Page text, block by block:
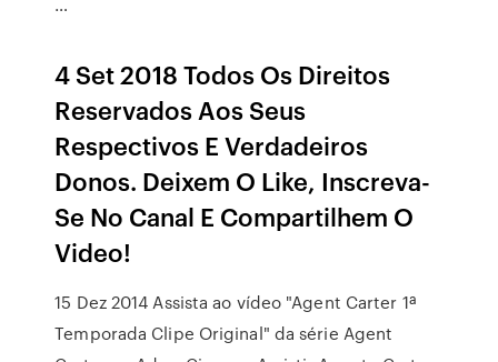
4 Set 2018 Todos Os Direitos
Reservados Aos Seus
Respectivos E Verdadeiros
Donos. Deixem O Like, Inscreva-
Se No Canal E Compartilhem O
Video!
15 Dez 2014 Assista ao vídeo "Agent Carter 1ª
Temporada Clipe Original" da série Agent